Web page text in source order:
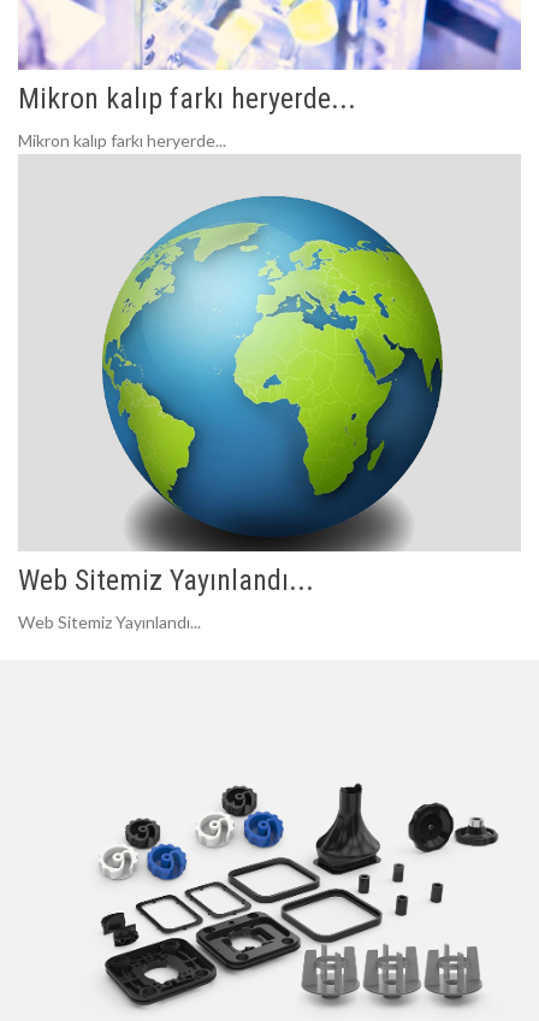
Mikron kalıp farkı heryerde...
Mikron kalıp farkı heryerde...
Web Sitemiz Yayınlandı...
Web Sitemiz Yayınlandı...